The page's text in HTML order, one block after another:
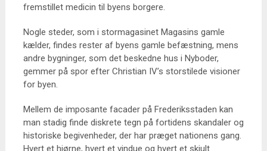
fremstillet medicin til byens borgere.
Nogle steder, som i stormagasinet Magasins gamle
kælder, findes rester af byens gamle befæstning, mens
andre bygninger, som det beskedne hus i Nyboder,
gemmer på spor efter Christian IV’s storstilede visioner
for byen.
Mellem de imposante facader på Frederiksstaden kan
man stadig finde diskrete tegn på fortidens skandaler og
historiske begivenheder, der har præget nationens gang.
Hvert et hjørne, hvert et vindue og hvert et skjult